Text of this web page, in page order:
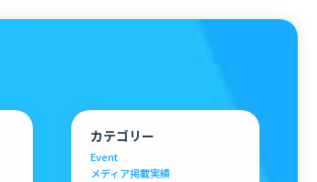
カテゴリー
Event
メディア掲載実績